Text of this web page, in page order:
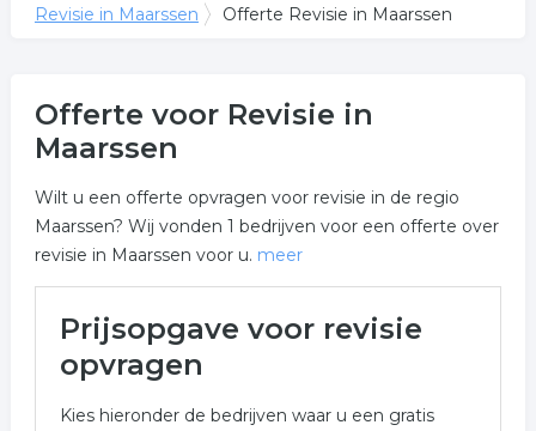
Revisie in Maarssen Offerte Revisie in Maarssen
Offerte voor Revisie in
Maarssen
Wilt u een offerte opvragen voor revisie in de regio
Maarssen? Wij vonden 1 bedrijven voor een offerte over
revisie in Maarssen voor u. meer
Onderstaand vindt u een overzicht van alle revisie
gerelateerde bedrijven in de omgeving van Maarssen
voor een vrijblijvende aanvraag.
Prijsopgave voor revisie
opvragen
Kies hieronder de bedrijven waar u een gratis